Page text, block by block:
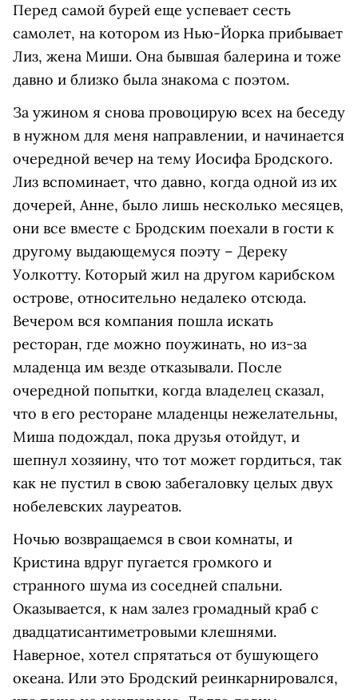
Перед самой бурей еще успевает сесть
самолет, на котором из Нью-Йорка прибывает
Лиз, жена Миши. Она бывшая балерина и тоже
давно и близко была знакома с поэтом.
За ужином я снова провоцирую всех на беседу
в нужном для меня направлении, и начинается
очередной вечер на тему Иосифа Бродского.
Лиз вспоминает, что давно, когда одной из их
дочерей, Анне, было лишь несколько месяцев,
они все вместе с Бродским поехали в гости к
другому выдающемуся поэту – Дереку
Уолкотту. Который жил на другом карибском
острове, относительно недалеко отсюда.
Вечером вся компания пошла искать
ресторан, где можно поужинать, но из-за
младенца им везде отказывали. После
очередной попытки, когда владелец сказал,
что в его ресторане младенцы нежелательны,
Миша подождал, пока друзья отойдут, и
шепнул хозяину, что тот может гордиться, так
как не пустил в свою забегаловку целых двух
нобелевских лауреатов.
Ночью возвращаемся в свои комнаты, и
Кристина вдруг пугается громкого и
странного шума из соседней спальни.
Оказывается, к нам залез громадный краб с
двадцатисантиметровыми клешнями.
Наверное, хотел спрятаться от бушующего
океана. Или это Бродский реинкарнировался,